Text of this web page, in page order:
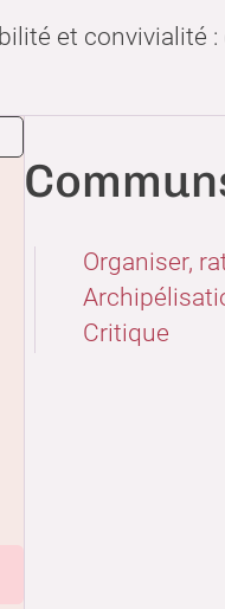
et convivialité
Organiser,
Critique